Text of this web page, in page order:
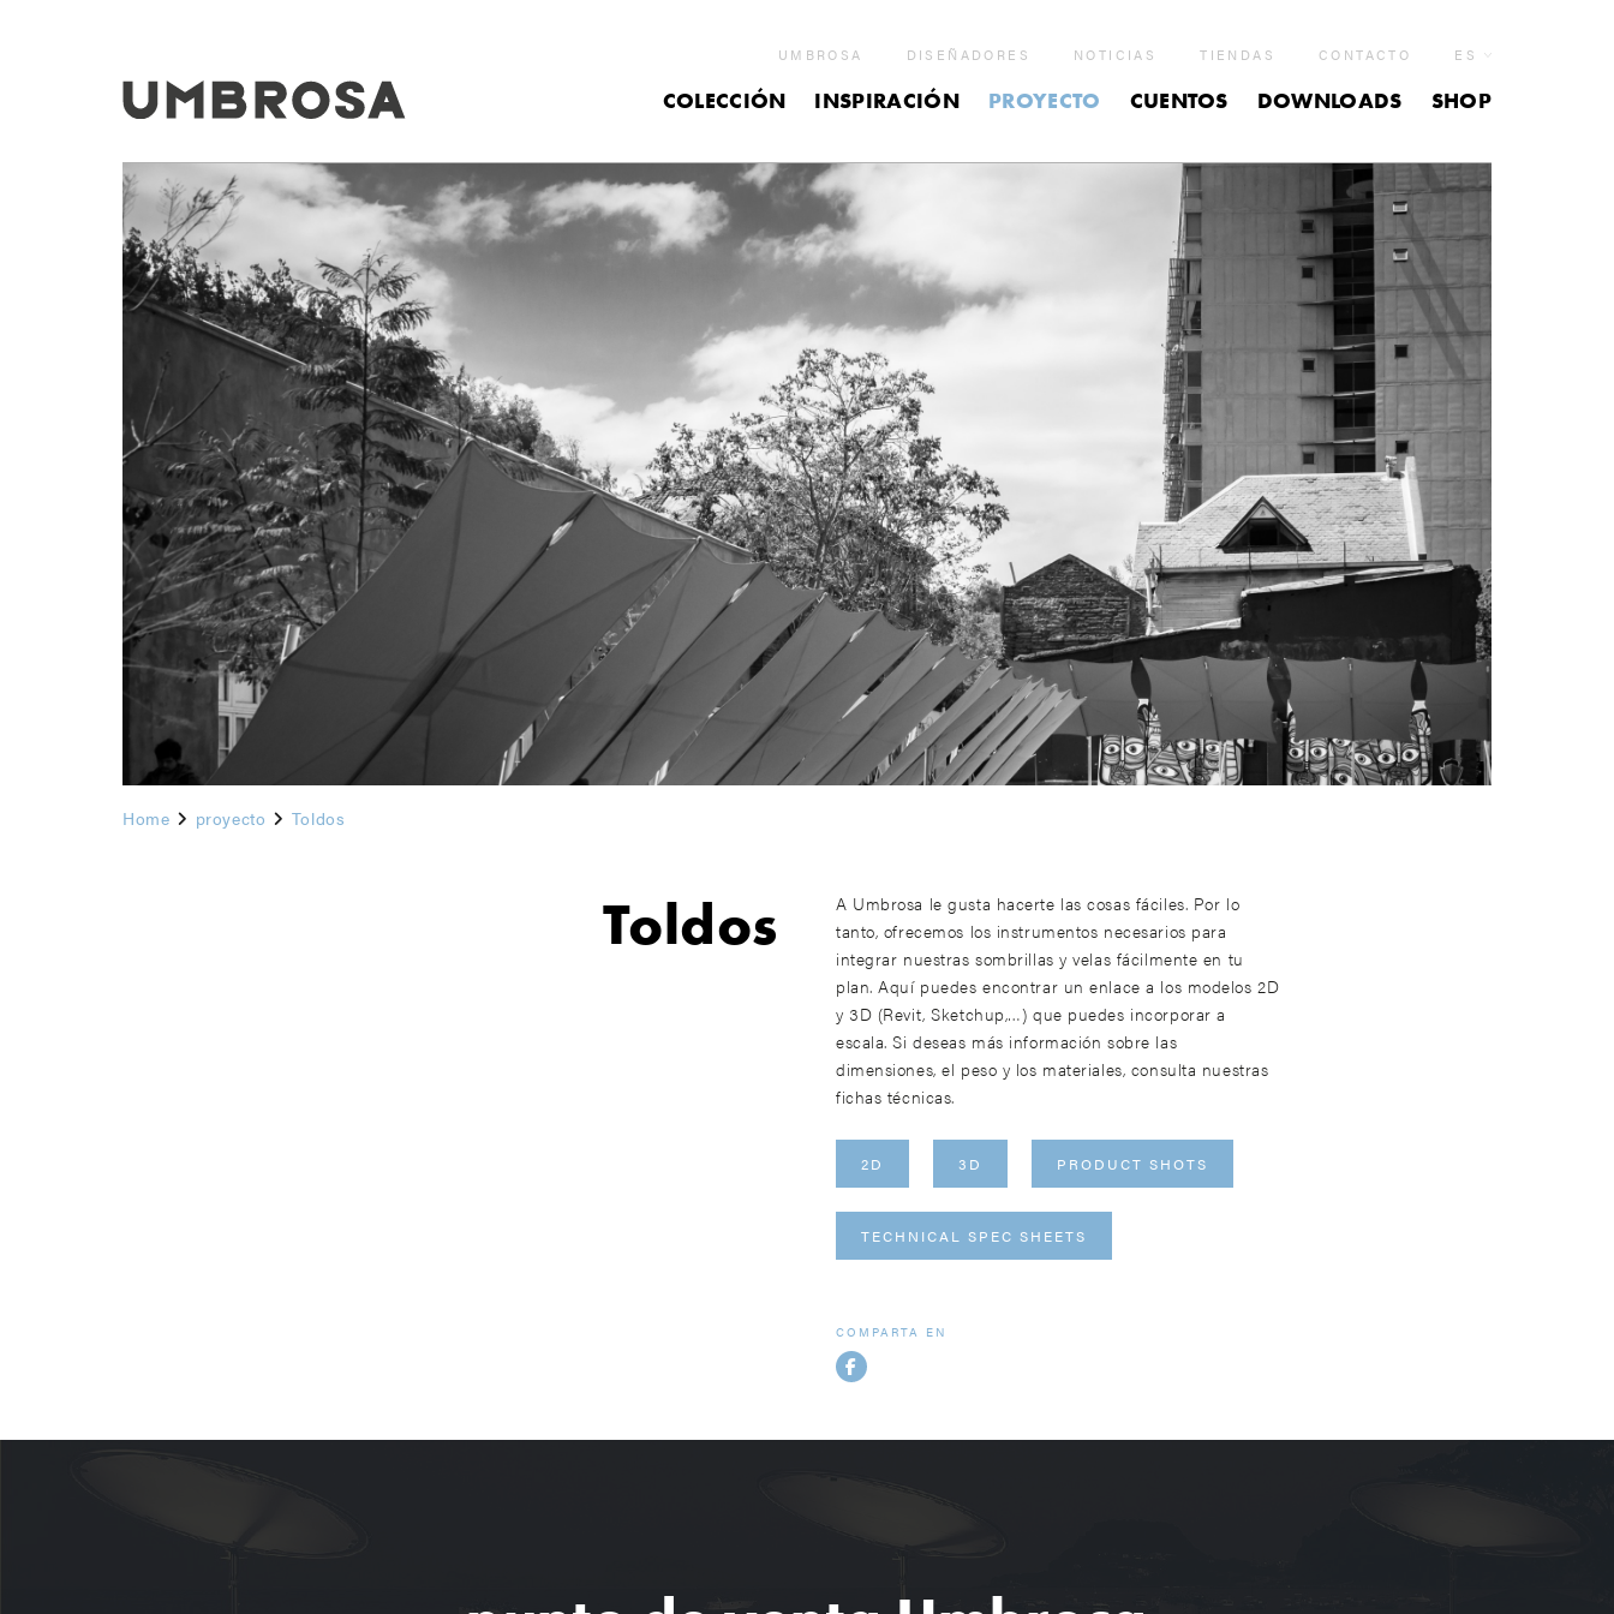
UMBROSA DISEÑADORES NOTICIAS TIENDAS CONTACTO ES
COLECCIÓN INSPIRACIÓN PROYECTO CUENTOS DOWNLOADS SHOP
Home proyecto Toldos
Toldos
A Umbrosa le gusta hacerte las cosas fáciles. Por lo
tanto, ofrecemos los instrumentos necesarios para
integrar nuestras sombrillas y velas fácilmente en tu
plan. Aquí puedes encontrar un enlace a los modelos 2D
y 3D (Revit, Sketchup,…) que puedes incorporar a
escala. Si deseas más información sobre las
dimensiones, el peso y los materiales, consulta nuestras
fichas técnicas.
2D 3D PRODUCT SHOTS
TECHNICAL SPEC SHEETS
COMPARTA EN